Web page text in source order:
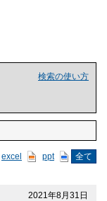
検索の使い方
excel ppt 全て
2021年8月31日